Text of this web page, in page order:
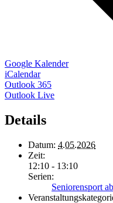
Google Kalender
iCalendar
Outlook 365
Outlook Live
Details
Datum: 4.05.2026
Zeit:
12:10 - 13:10
Serien:
Seniorensport